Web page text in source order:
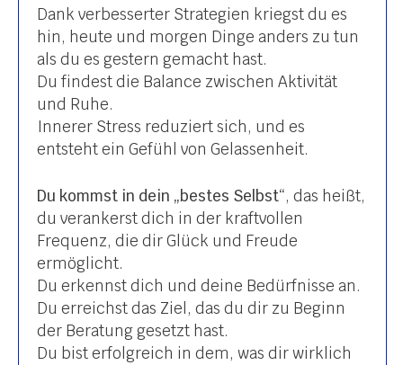
Dank verbesserter Strategien kriegst du es
hin, heute und morgen Dinge anders zu tun
als du es gestern gemacht hast.
Du findest die Balance zwischen Aktivität
und Ruhe.
Innerer Stress reduziert sich, und es
entsteht ein Gefühl von Gelassenheit.
Du kommst in dein „bestes Selbst“, das heißt,
du verankerst dich in der kraftvollen
Frequenz, die dir Glück und Freude
ermöglicht.
Du erkennst dich und deine Bedürfnisse an.
Du erreichst das Ziel, das du dir zu Beginn
der Beratung gesetzt hast.
Du bist erfolgreich in dem, was dir wirklich